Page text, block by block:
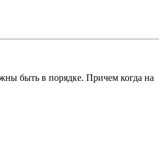
быть в порядке. Причем когда на